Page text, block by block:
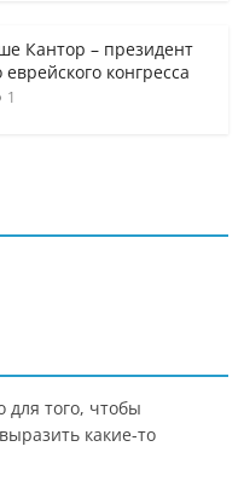
Кантор – президент
конгресса
1
для того, чтобы
какие-то